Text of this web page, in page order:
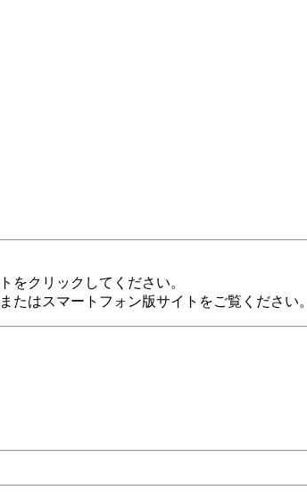
をクリックしてください。
はスマートフォン版サイトをご覧ください。